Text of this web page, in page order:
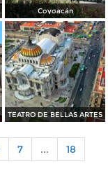
Coyoacán
TEATRO DE BELLAS ARTES
7 ...
18